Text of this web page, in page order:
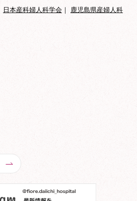
日本産科婦人科学会｜ 鹿児島県産婦人科